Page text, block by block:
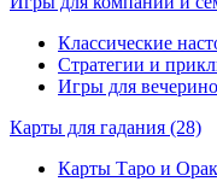
Классические
Стратегии и
Игры для
Карты для гадания (28)
Карты Таро и